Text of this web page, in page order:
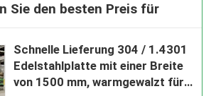
Sie den besten Preis für
Schnelle Lieferung 304 / 1.4301
Edelstahlplatte mit einer Breite
von 1500 mm, warmgewalzt für